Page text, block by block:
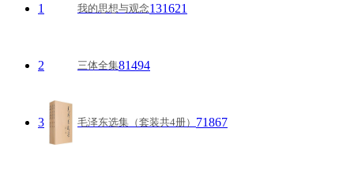
1 我的思想与观念131621
2 三体全集81494
3 毛泽东选集（套装共4册） 71867